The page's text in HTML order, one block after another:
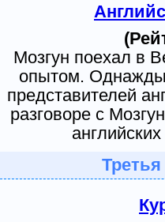
Мозгун поехал в
опытом. Однажды
представителей
разговоре с